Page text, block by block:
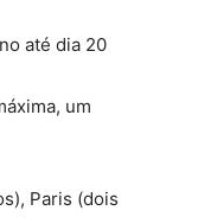
até dia 20
um
Paris (dois